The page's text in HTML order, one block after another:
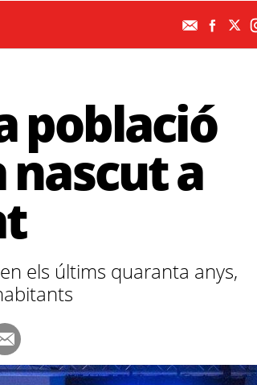
població
a
els últims quaranta anys,